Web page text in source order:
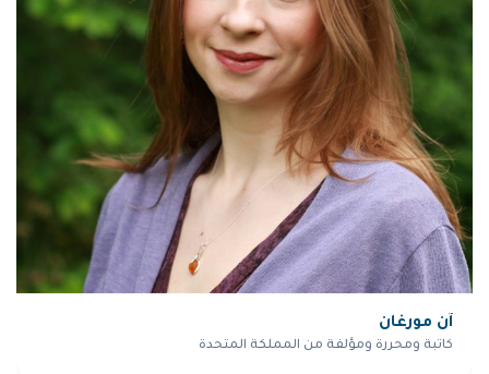
آن مورغان
كاتبة ومحررة ومؤلفة من المملكة المتحدة